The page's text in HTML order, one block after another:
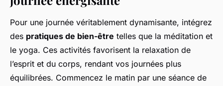
Pour une journée véritablement dynamisante, intégrez
des pratiques de bien-être telles que la méditation et
le yoga. Ces activités favorisent la relaxation de
l’esprit et du corps, rendant vos journées plus
équilibrées. Commencez le matin par une séance de